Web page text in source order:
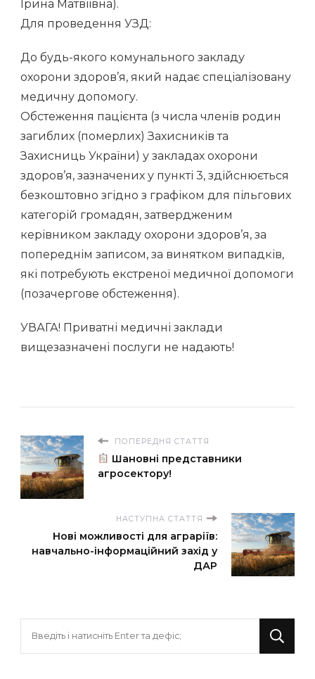
Ірина Матвіївна).
Для проведення УЗД:
До будь-якого комунального закладу
охорони здоров’я, який надає спеціалізовану
медичну допомогу.
Обстеження пацієнта (з числа членів родин
загиблих (померлих) Захисників та
Захисниць України) у закладах охорони
здоров’я, зазначених у пункті 3, здійснюється
безкоштовно згідно з графіком для пільгових
категорій громадян, затвердженим
керівником закладу охорони здоров’я, за
попереднім записом, за винятком випадків,
які потребують екстреної медичної допомоги
(позачергове обстеження).
УВАГА! Приватні медичні заклади
вищезазначені послуги не надають!
ПОПЕРЕДНЯ СТАТТЯ
Шановні представники
агросектору!
НАСТУПНА СТАТТЯ
Нові можливості для аграріїв:
навчально-інформаційний захід у
ДАР